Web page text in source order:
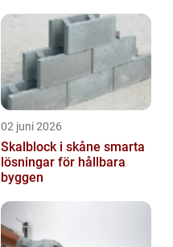
02 juni 2026
Skalblock i skåne smarta
lösningar för hållbara
byggen